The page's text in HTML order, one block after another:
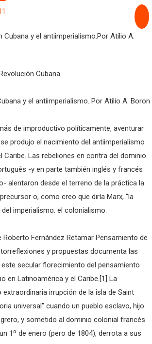
Cubana.
y el antiimperialismo. Por Atilio A. Boron
de improductivo políticamente, aventurar
produjo el nacimiento del antiimperialismo
Caribe. Las rebeliones en contra del dominio
-y en parte también inglés y francés
alentaron desde el terreno de la práctica la
o, como creo que diría Marx, “la
imperialismo: el colonialismo.
Fernández Retamar Pensamiento de
y propuestas documenta las
secular florecimiento del pensamiento
en Latinoamérica y el Caribe.[1] La
irrupción de la isla de Saint
universal” cuando un pueblo esclavo, hijo
y sometido al dominio colonial francés
1º de enero (pero de 1804), derrota a sus